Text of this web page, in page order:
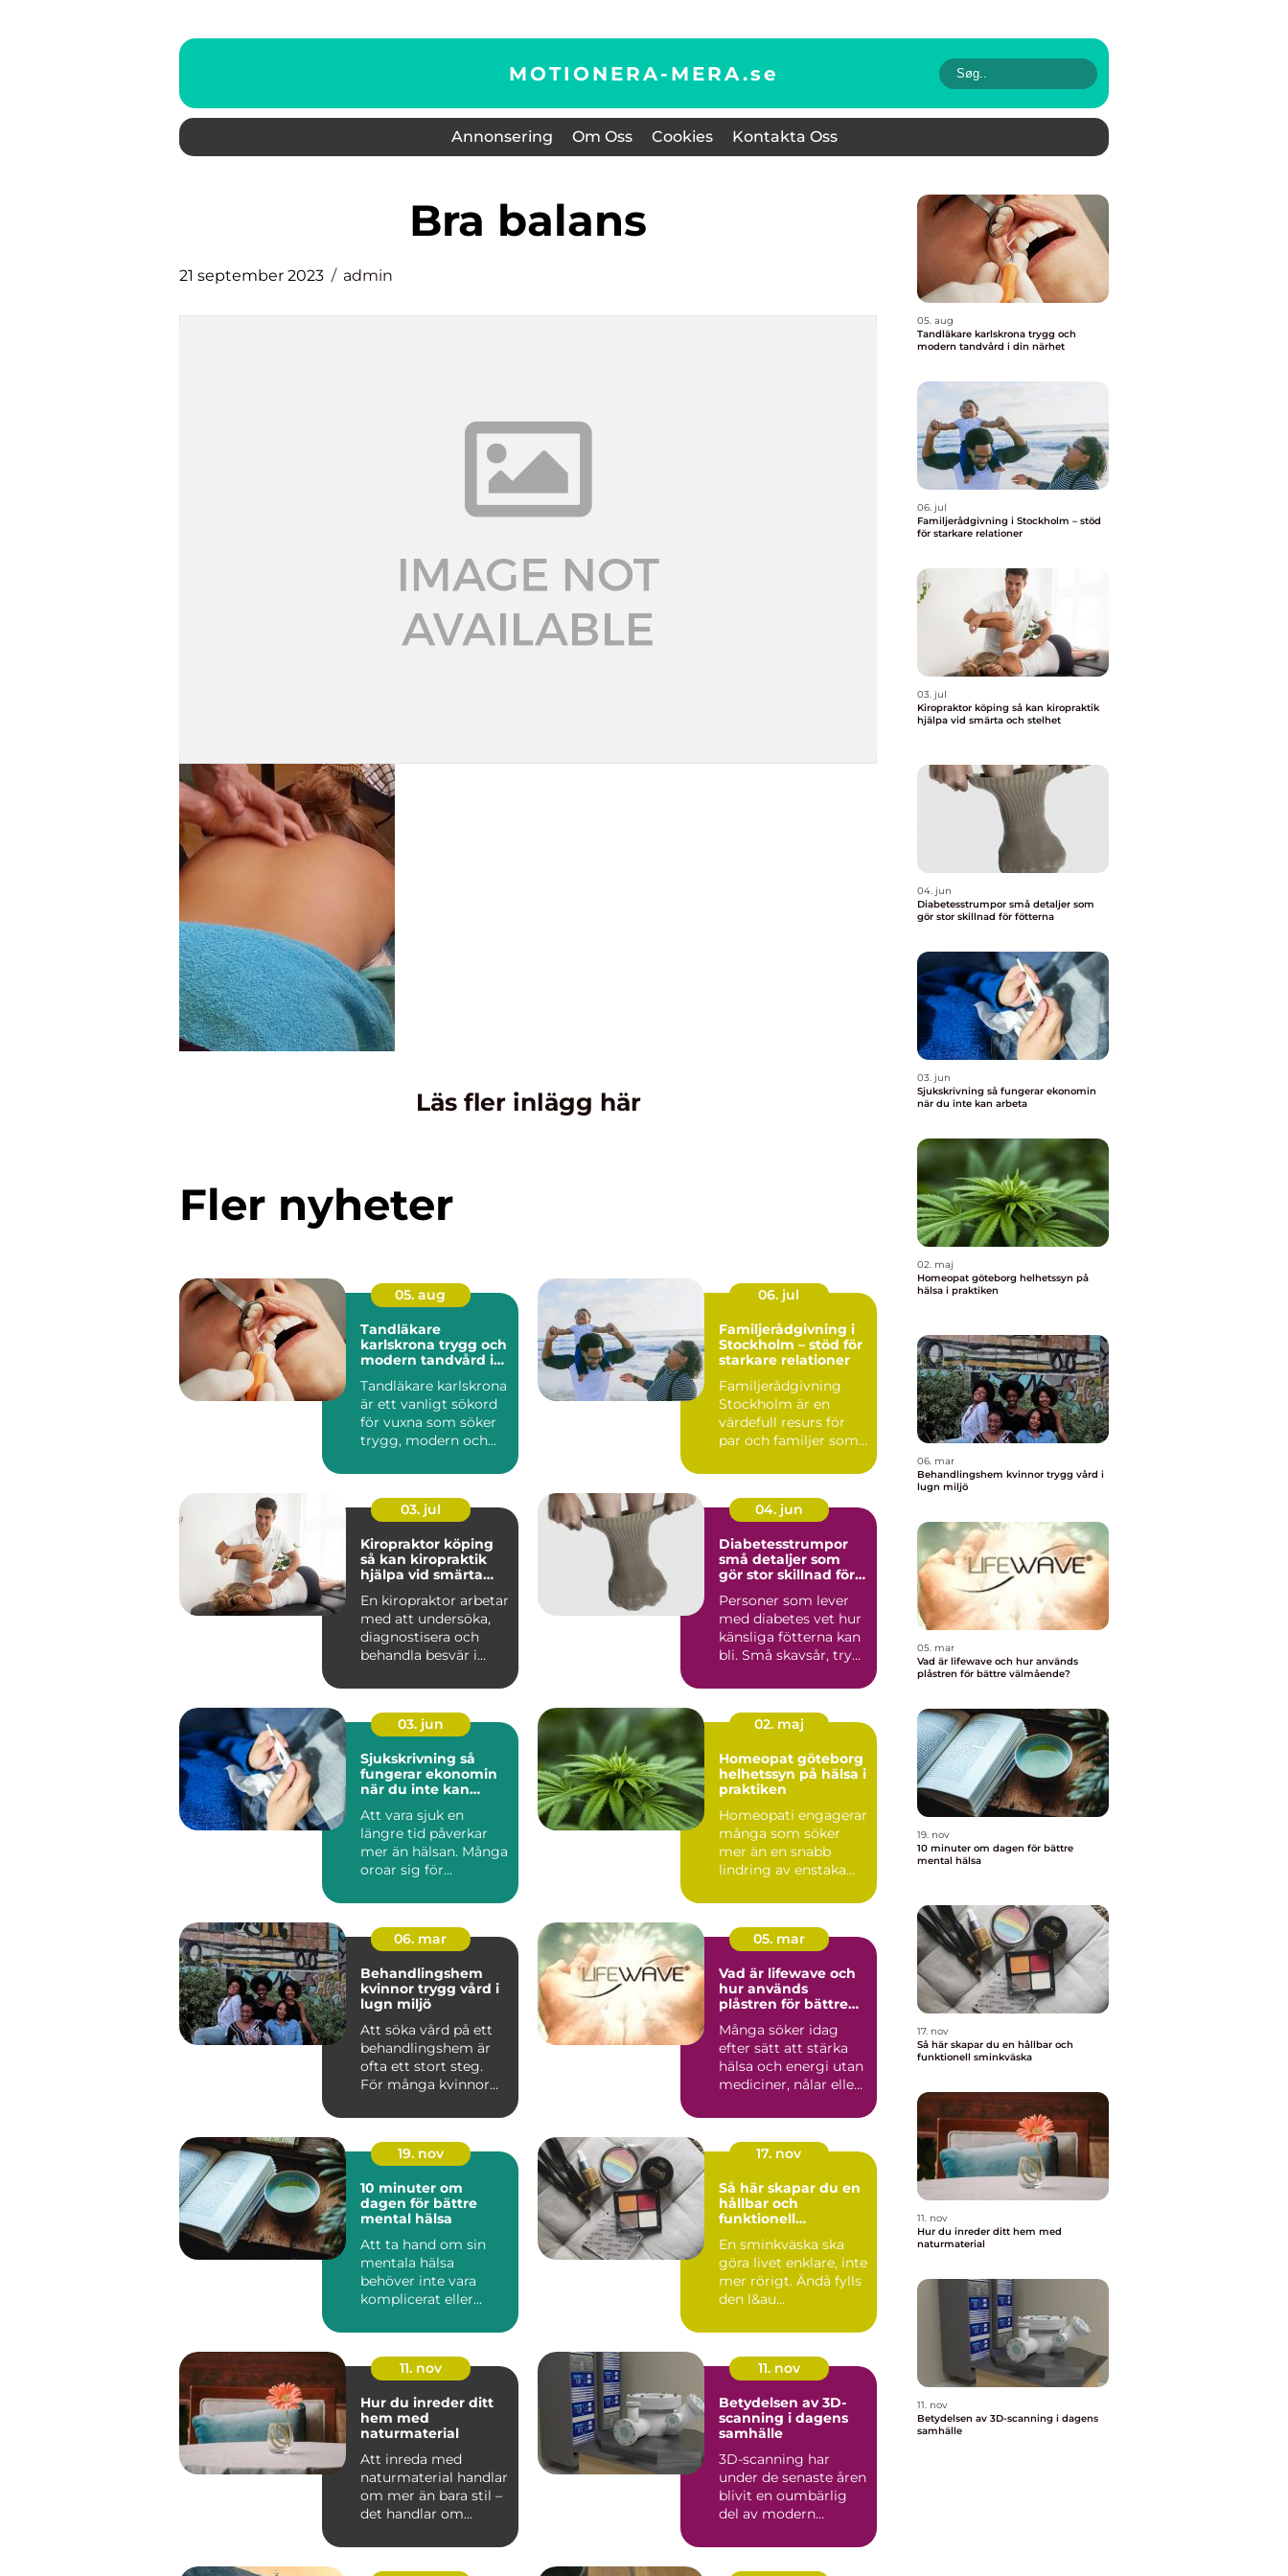
MOTIONERA-MERA.se
Annonsering Om Oss Cookies Kontakta Oss
bra balans
21 september 2023 admin
Läs fler inlägg här
Fler nyheter
05. aug
Tandläkare
karlskrona trygg och
modern tandvård i
Tandläkare karlskrona
är ett vanligt sökord
för vuxna som söker
trygg, modern och
06. jul
Familjerådgivning i
Stockholm – stöd för
starkare relationer
Familjerådgivning
Stockholm är en
värdefull resurs för
par och familjer som
03. jul
Kiropraktor köping
så kan kiropraktik
hjälpa vid smärta
En kiropraktor arbetar
med att undersöka,
diagnostisera och
behandla besvär i
ner...
04. jun
Diabetesstrumpor
små detaljer som
gör stor skillnad för
Personer som lever
med diabetes vet hur
känsliga fötterna kan
bli. Små skavsår, tryck
03. jun
Sjukskrivning så
fungerar ekonomin
när du inte kan
Att vara sjuk en
längre tid påverkar
mer än hälsan. Många
oroar sig för
och hur ...
02. maj
Homeopat göteborg
helhetssyn på hälsa i
praktiken
Homeopati engagerar
många som söker
mer än en snabb
lindring av enstaka
finns fl...
06. mar
Behandlingshem
kvinnor trygg vård i
lugn miljö
Att söka vård på ett
behandlingshem är
ofta ett stort steg.
För många kvinnor
läm...
05. mar
Vad är lifewave och
hur används
plåstren för bättre
Många söker idag
efter sätt att stärka
hälsa och energi utan
mediciner, nålar eller
19. nov
10 minuter om
dagen för bättre
mental hälsa
Att ta hand om sin
mentala hälsa
behöver inte vara
komplicerat eller
17. nov
Så här skapar du en
hållbar och
funktionell
En sminkväska ska
göra livet enklare, inte
mer rörigt. Ändå fylls
den l&au...
11. nov
Hur du inreder ditt
hem med
naturmaterial
Att inreda med
naturmaterial handlar
om mer än bara stil –
det handlar om
11. nov
Betydelsen av 3D-
scanning i dagens
samhälle
3D-scanning har
under de senaste åren
blivit en oumbärlig
del av modern
05. aug
Tandläkare karlskrona trygg och
modern tandvård i din närhet
06. jul
Familjerådgivning i Stockholm – stöd
för starkare relationer
03. jul
Kiropraktor köping så kan kiropraktik
hjälpa vid smärta och stelhet
04. jun
Diabetesstrumpor små detaljer som
gör stor skillnad för fötterna
03. jun
Sjukskrivning så fungerar ekonomin
när du inte kan arbeta
02. maj
Homeopat göteborg helhetssyn på
hälsa i praktiken
06. mar
Behandlingshem kvinnor trygg vård i
lugn miljö
05. mar
Vad är lifewave och hur används
plåstren för bättre välmående?
19. nov
10 minuter om dagen för bättre
mental hälsa
17. nov
Så här skapar du en hållbar och
funktionell sminkväska
11. nov
Hur du inreder ditt hem med
naturmaterial
11. nov
Betydelsen av 3D-scanning i dagens
samhälle